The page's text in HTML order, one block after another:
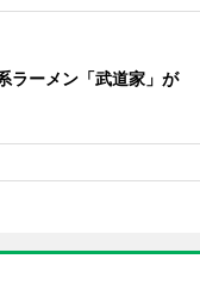
ラーメン「武道家」が